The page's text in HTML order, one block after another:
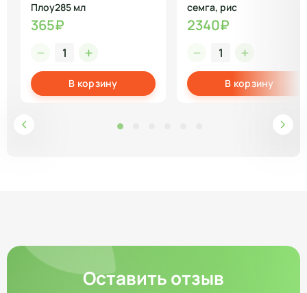
Плоу285 мл
365₽
В корзину
семга, рис
2340₽
В корзину
Оставить отзыв